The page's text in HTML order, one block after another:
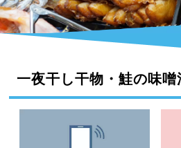
一夜干し干物・鮭の味